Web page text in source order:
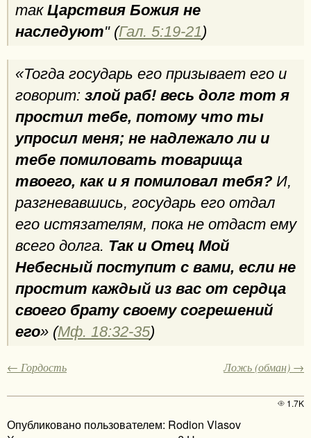
такЦарствия Божия не
наследуют" (Гал. 5:19-21)
«Тогда государь его призывает его и
говорит: злой раб! весь долг тот я
простил тебе, потому что ты
упросил меня; не надлежало ли и
тебе помиловать товарища
твоего, как и я помиловал тебя? И,
разгневавшись, государь его отдал
его истязателям, пока не отдаст ему
всего долга. Так и Отец Мой
Небесный поступит с вами, если не
простит каждый из вас от сердца
своего брату своему согрешений
его» (Мф. 18:32-35)
← Гордость Ложь (обман) →
1.7K
Опубликовано пользователем: Rodion Vlasov